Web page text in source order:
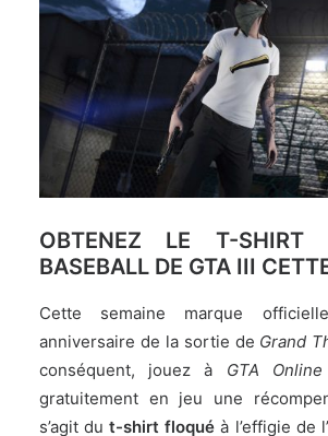
OBTENEZ LE T-SHIRT
BASEBALL DE GTA III
Cette semaine marque
anniversaire de la sortie de Grand
conséquent, jouez à GTA Online
gratuitement en jeu une
s’agit dut-shirt floqué à l’effigie de